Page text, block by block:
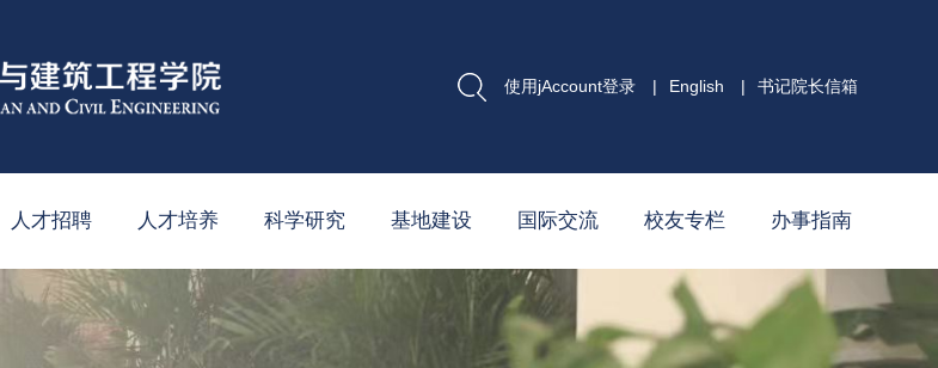
使用jAccount登录 | English | 书记院长信箱
人才招聘 人才培养 科学研究 基地建设 国际交流 校友专栏 办事指南